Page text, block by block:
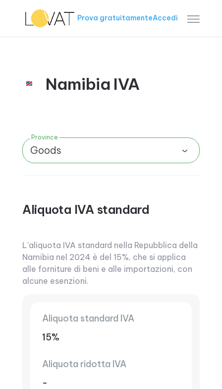
Prova gratuitamenteAccedi
Namibia IVA
Province
Goods
Aliquota IVA standard
L’aliquota IVA standard nella Repubblica della
Namibia nel 2024 è del 15%, che si applica
alle forniture di beni e alle importazioni, con
alcune esenzioni.
Aliquota standard IVA
15%
Aliquota ridotta IVA
-